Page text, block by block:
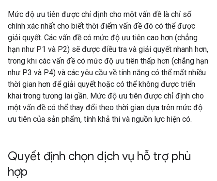
Mức độ ưu tiên được chỉ định cho một vấn đề là chỉ số
chính xác nhất cho biết thời điểm vấn đề đó có thể được
giải quyết. Các vấn đề có mức độ ưu tiên cao hơn (chẳng
hạn như P1 và P2) sẽ được điều tra và giải quyết nhanh hơn,
trong khi các vấn đề có mức độ ưu tiên thấp hơn (chẳng hạn
như P3 và P4) và các yêu cầu về tính năng có thể mất nhiều
thời gian hơn để giải quyết hoặc có thể không được triển
khai trong tương lai gần. Mức độ ưu tiên được chỉ định cho
một vấn đề có thể thay đổi theo thời gian dựa trên mức độ
ưu tiên của sản phẩm, tính khả thi và nguồn lực hiện có.
Quyết định chọn dịch vụ hỗ trợ phù
hợp